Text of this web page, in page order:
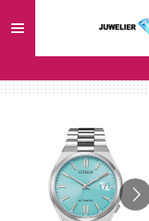
direct
hoofdinhoud